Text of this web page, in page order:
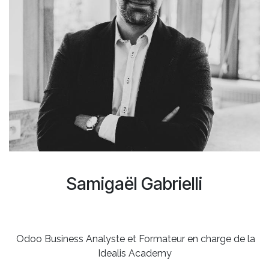
Samigaël Gabrielli
Odoo Business Analyste et Formateur en charge de la
Idealis Academy